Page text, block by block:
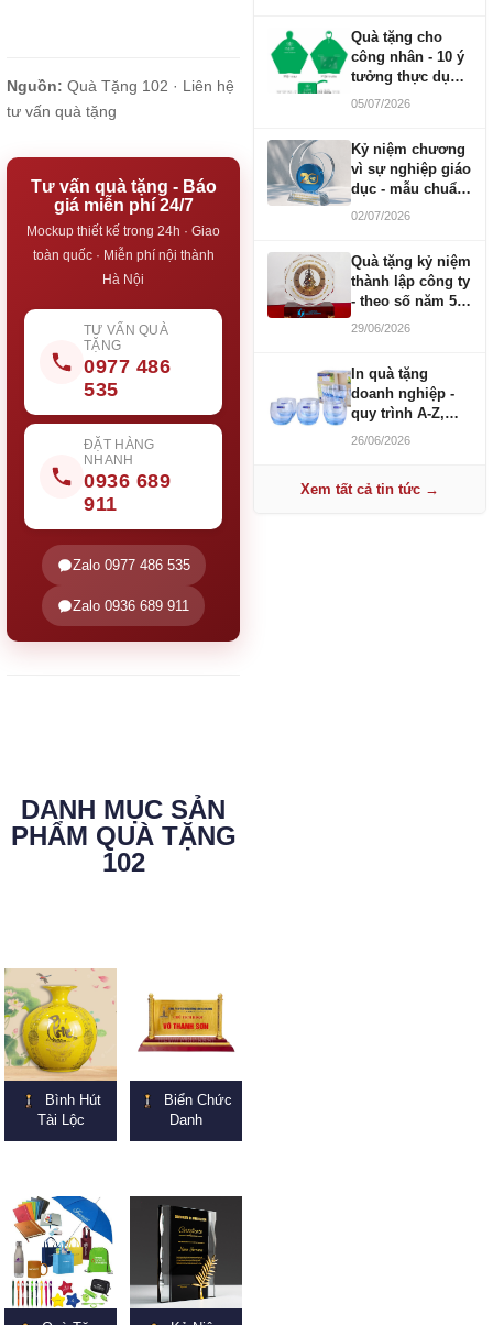
Nguồn: Quà Tặng 102 · Liên hệ
tư vấn quà tặng
Tư vấn quà tặng - Báo
giá miễn phí 24/7
Mockup thiết kế trong 24h · Giao
toàn quốc · Miễn phí nội thành
Hà Nội
TƯ VẤN QUÀ
TẶNG
0977 486
535
ĐẶT HÀNG
NHANH
0936 689
911
Zalo 0977 486 535
Zalo 0936 689 911
DANH MỤC SẢN
PHẨM QUÀ TẶNG
102
Bình Hút
Tài Lộc
Biển Chức
Danh
Quà tặng cho
công nhân - 10 ý
tưởng thực dụng
ngân sách 100-
05/07/2026
Kỷ niệm chương
vì sự nghiệp giáo
dục - mẫu chuẩn
2026
02/07/2026
Quà tặng kỷ niệm
thành lập công ty
- theo số năm 5,
10, 20, 30, 50
29/06/2026
In quà tặng
doanh nghiệp -
quy trình A-Z,
báo giá và thời
26/06/2026
Xem tất cả tin tức →